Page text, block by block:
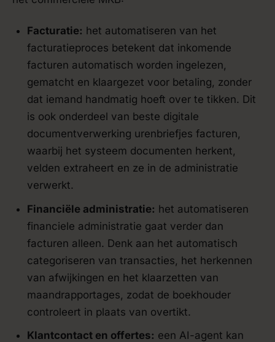
Facturatie: het automatiseren van het
facturatieproces betekent dat inkomende
facturen automatisch worden ingelezen,
gematcht en klaargezet voor betaling, zonder
dat iemand handmatig hoeft over te tikken. Dit
is ook onderdeel van beste digitale
documentverwerking urenbriefjes facturen,
waarbij het systeem documenten herkent,
velden extraheert en ze in de administratie
verwerkt.
Financiële administratie: het automatiseren
financiele administratie gaat verder dan
facturen alleen. Denk aan het automatisch
categoriseren van transacties, het herkennen
van afwijkingen en het klaarzetten van
maandrapportages, zodat de boekhouder
controleert in plaats van overtikt.
Klantcontact en offertes: een AI-agent kan